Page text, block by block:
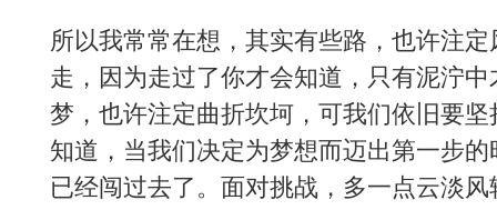
所以我常常在想，其实有些路，也许注
走，因为走过了你才会知道，只有泥泞
梦，也许注定曲折坎坷，可我们依旧要
知道，当我们决定为梦想而迈出第一步
已经闯过去了。面对挑战，多一点云淡